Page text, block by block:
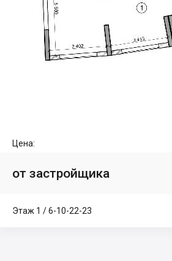
Цена:
от застройщика
Этаж 1 / 6-10-22-23